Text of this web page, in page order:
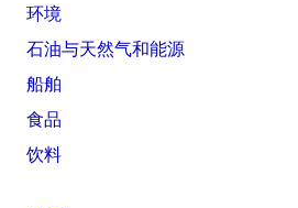
环境
石油与天然气和能源
船舶
食品
饮料